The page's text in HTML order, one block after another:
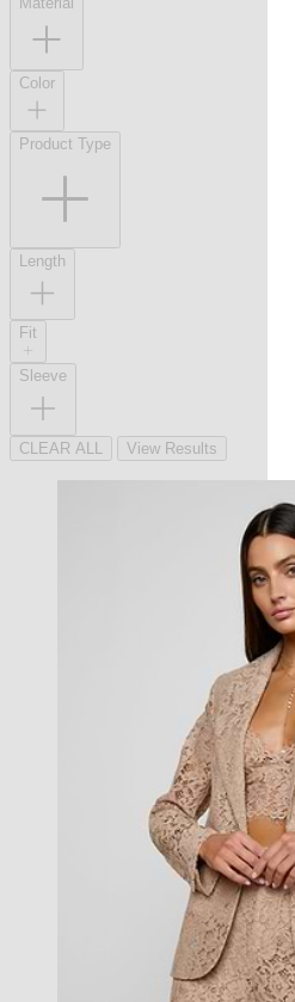
Color
Product Type
Length
Fit
Sleeve
CLEAR ALL View Results